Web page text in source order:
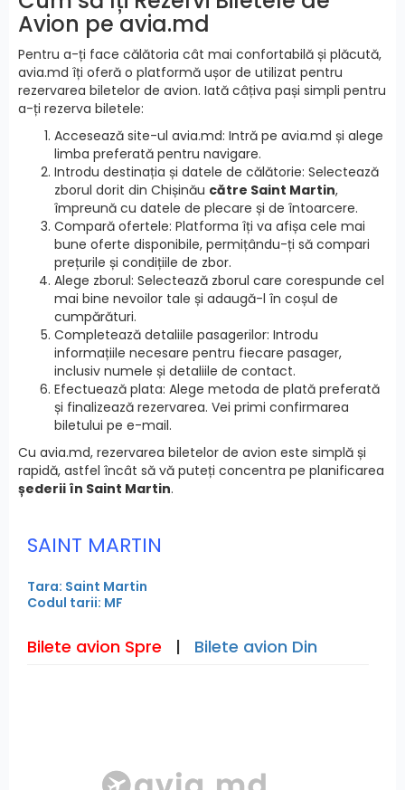
Avion pe avia.md
Pentru a-ți face călătoria cât mai confortabilă și plăcută,
avia.md îți oferă o platformă ușor de utilizat pentru
rezervarea biletelor de avion. Iată câțiva pași simpli pentru
a-ți rezerva biletele:
Accesează site-ul avia.md: Intră pe avia.md și alege
limba preferată pentru navigare.
Introdu destinația și datele de călătorie: Selectează
zborul dorit din Chișinău către Saint Martin,
împreună cu datele de plecare și de întoarcere.
Compară ofertele: Platforma îți va afișa cele mai
bune oferte disponibile, permițându-ți să compari
prețurile și condițiile de zbor.
Alege zborul: Selectează zborul care corespunde cel
mai bine nevoilor tale și adaugă-l în coșul de
cumpărături.
Completează detaliile pasagerilor: Introdu
informațiile necesare pentru fiecare pasager,
inclusiv numele și detaliile de contact.
Efectuează plata: Alege metoda de plată preferată
și finalizează rezervarea. Vei primi confirmarea
biletului pe e-mail.
Cu avia.md, rezervarea biletelor de avion este simplă și
rapidă, astfel încât să vă puteți concentra pe planificarea
șederii în Saint Martin.
SAINT MARTIN
Tara: Saint Martin
Codul tarii: MF
Bilete avion Spre | Bilete avion Din